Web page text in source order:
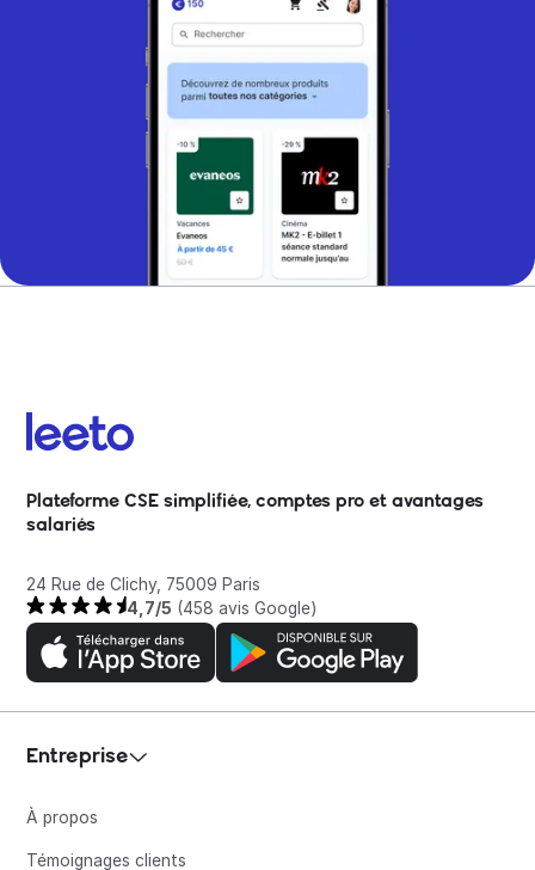
Plateforme CSE simplifiée, comptes pro et avantages
salariés
24 Rue de Clichy, 75009 Paris
4,7/5 (458 avis Google)
Entreprise
À propos
Témoignages clients